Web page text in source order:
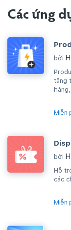
Các ứng
bởi
tăng
Miễn
bởi
Hỗ
các
Miễn